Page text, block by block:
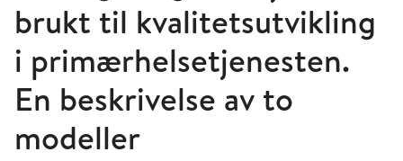
brukt til kvalitetsutvikling
i primærhelsetjenesten.
En beskrivelse av to
modeller